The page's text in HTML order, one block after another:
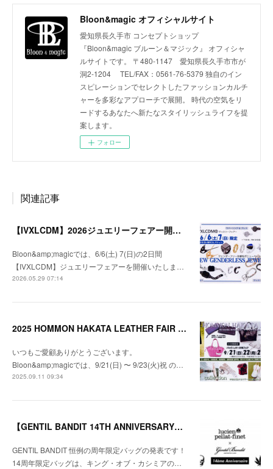
Bloon&magic オフィシャルサイト
愛知県長久手市 コンセプトショップ
『Bloon&magic ブルーン＆マジック』 オフィシャ
ルサイトです。 〒480-1147 愛知県長久手市市が
洞2-1204 TEL/FAX：0561-76-5379 独自のイン
スピレーションでセレクトしたファッションカルチ
ャーを多彩なアプローチで展開。 時代の空気をリ
ードするあなたへ新たなスタイリッシュライフを提
案します。
フォロー
関連記事
【IVXLCDM】2026ジュエリーフェアー開催のお知らせ
Bloon&amp;magicでは、6/6(土) 7(日)の2日間
【IVXLCDM】ジュエリーフェアーを開催いたしま…
2026.05.29 07:14
2025 HOMMON HAKATA LEATHER FAIR 開催のお知らせ
いつもご愛顧ありがとうございます。
Bloon&amp;magicでは、9/21(日) 〜 9/23(火)祝 の…
2025.09.11 09:34
【GENTIL BANDIT 14TH ANNIVERSARY】限定バッグ発売のお知らせ
GENTIL BANDIT 恒例の周年限定バッグの発表です！
14周年限定バッグは、キング・オブ・カシミアの…